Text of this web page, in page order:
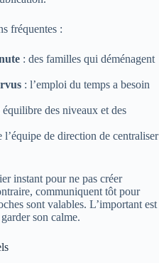
fréquentes :
: des familles qui déménagent
: l’emploi du temps a besoin
équilibre des niveaux et des
l’équipe de direction de centraliser
instant pour ne pas créer
communiquent tôt pour
sont valables. L’important est
son calme.